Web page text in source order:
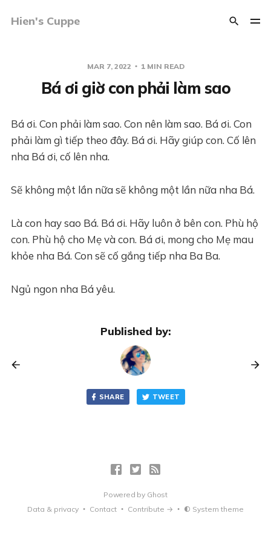
Hien's Cuppe
MAR 7, 2022 1 MIN READ
Bá ơi giờ con phải làm sao
Bá ơi. Con phải làm sao. Con nên làm sao. Bá ơi. Con
phải làm gì tiếp theo đây. Bá ơi. Hãy giúp con. Cố lên
nha Bá ơi, cố lên nha.
Sẽ không một lần nữa sẽ không một lần nữa nha Bá.
Là con hay sao Bá. Bá ơi. Hãy luôn ở bên con. Phù hộ
con. Phù hộ cho Mẹ và con. Bá ơi, mong cho Mẹ mau
khỏe nha Bá. Con sẽ cố gắng tiếp nha Ba Ba.
Ngủ ngon nha Bá yêu.
Published by:
SHARE TWEET
Powered by Ghost
Data & privacy
Contact Contribute → System theme